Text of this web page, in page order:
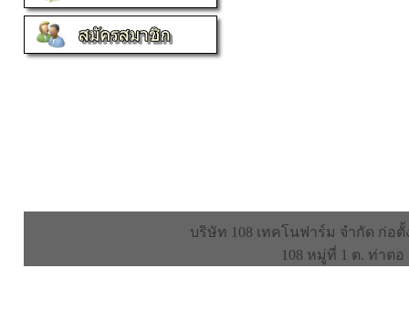
บริษัท 108 เทคโนฟาร์ม จำกัด ก่อ
108 หมู่ที่ 1 ต. ท่าต